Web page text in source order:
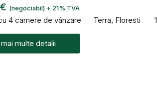
(negociabil) + 21% TVA
4 camere de vânzare Terra, Floresti
multe detalii